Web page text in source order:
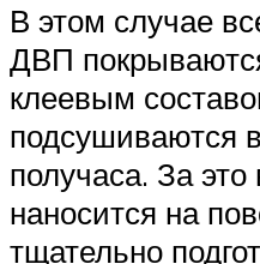
В этом случае
ДВП
клеевым
подсушиваются
получаса. За
наносится на
тщательно